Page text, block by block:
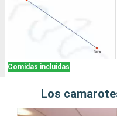
Comidas incluidas
Los